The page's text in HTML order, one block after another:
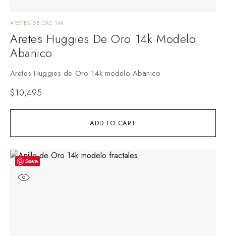
ADD TO CART
ARETES DE ORO 14K
Aretes Huggies De Oro 14k Modelo
Abanico
Aretes Huggies de Oro 14k modelo Abanico
$10,495
Save